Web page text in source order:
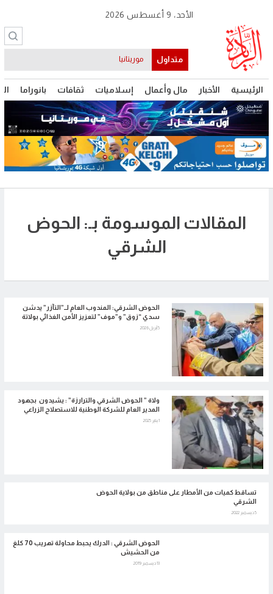
الرئيسية الأخبار مال وأعمال إسلاميات ثقافات بانوراما
الأحد، 9 أغسطس 2026
متداول موريتانيا
المقالات الموسومة بـ: الحوض
الشرقي
الحوض الشرقي: المندوب العام لــ”التآزر” يدشن
سدي “زوق” و”موف” لتعزيز الأمن الغذائي بولاتة
5 أبريل 2026
ولاة ” الحوض الشرقي والترارزة” : يشيدون بجهود
المدير العام للشركة الوطنية للاستصلاح الزراعي
1 يناير 2025
تساقط كميات من الأمطار على مناطق من بولاية الحوض
الشرقي
5 ديسمبر 2022
الحوض الشرقي : الدرك يحبط محاولة تهريب 70 كلغ
من الحشيش
13 ديسمبر 2019